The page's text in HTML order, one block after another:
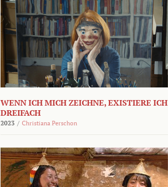
WENN ICH MICH ZEICHNE, EXISTIERE ICH
DREIFACH
2023 / Christiana Perschon